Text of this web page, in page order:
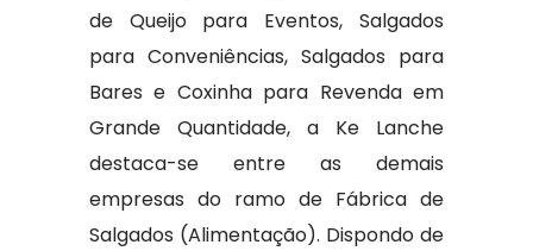
de Queijo para Eventos, Salgados
para Conveniências, Salgados para
Bares e Coxinha para Revenda em
Grande Quantidade, a Ke Lanche
destaca-se entre as demais
empresas do ramo de Fábrica de
Salgados (Alimentação). Dispondo de